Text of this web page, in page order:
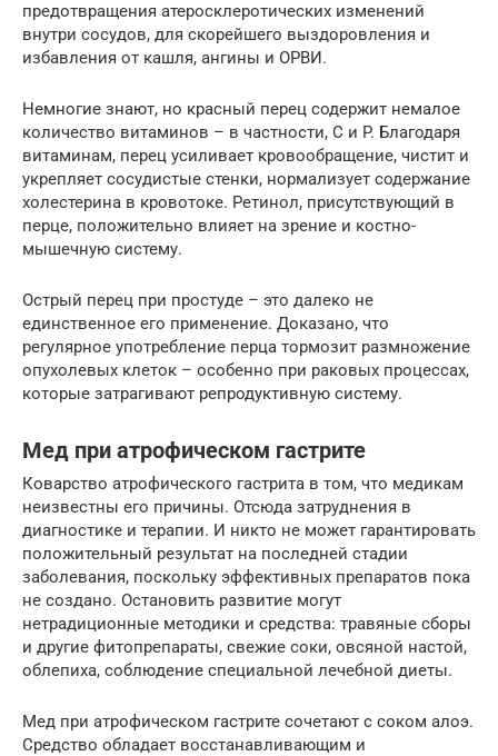
предотвращения атеросклеротических изменений
внутри сосудов, для скорейшего выздоровления и
избавления от кашля, ангины и ОРВИ.
Немногие знают, но красный перец содержит немалое
количество витаминов – в частности, C и P. Благодаря
витаминам, перец усиливает кровообращение, чистит и
укрепляет сосудистые стенки, нормализует содержание
холестерина в кровотоке. Ретинол, присутствующий в
перце, положительно влияет на зрение и костно-
мышечную систему.
Острый перец при простуде – это далеко не
единственное его применение. Доказано, что
регулярное употребление перца тормозит размножение
опухолевых клеток – особенно при раковых процессах,
которые затрагивают репродуктивную систему.
Мед при атрофическом гастрите
Коварство атрофического гастрита в том, что медикам
неизвестны его причины. Отсюда затруднения в
диагностике и терапии. И никто не может гарантировать
положительный результат на последней стадии
заболевания, поскольку эффективных препаратов пока
не создано. Остановить развитие могут
нетрадиционные методики и средства: травяные сборы
и другие фитопрепараты, свежие соки, овсяной настой,
облепиха, соблюдение специальной лечебной диеты.
Мед при атрофическом гастрите сочетают с соком алоэ.
Средство обладает восстанавливающим и